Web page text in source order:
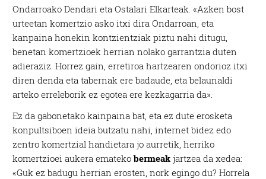
Ondarroako Dendari eta Ostalari Elkarteak. «Azken bost
urteetan komertzio asko itxi dira Ondarroan, eta
kanpaina honekin kontzientziak piztu nahi ditugu,
benetan komertzioek herrian nolako garrantzia duten
adieraziz. Horrez gain, erretiroa hartzearen ondorioz itxi
diren denda eta tabernak ere badaude, eta belaunaldi
arteko erreleborik ez egotea ere kezkagarria da».
Ez da gabonetako kainpaina bat, eta ez dute erosketa
konpultsiboen ideia butzatu nahi, internet bidez edo
zentro komertzial handietara jo aurretik, herriko
komertzioei aukera ematekobermeak jartzea da xedea:
«Guk ez badugu herrian erosten, nork egingo du? Horrela